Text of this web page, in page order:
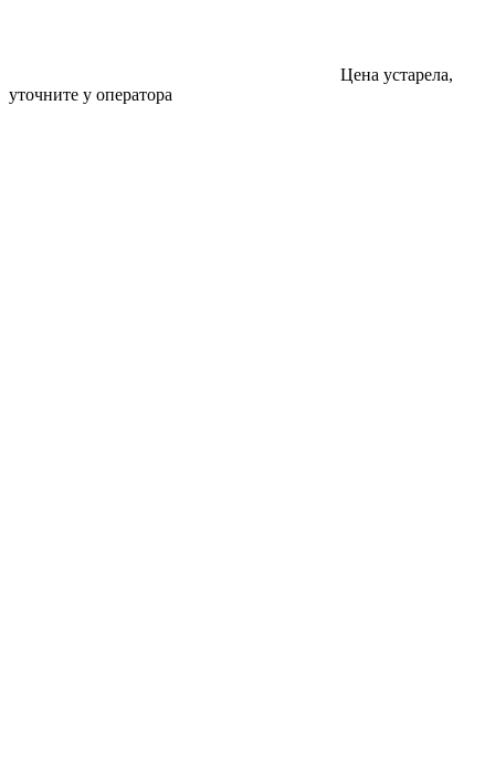
Цена устарела,
уточните у оператора